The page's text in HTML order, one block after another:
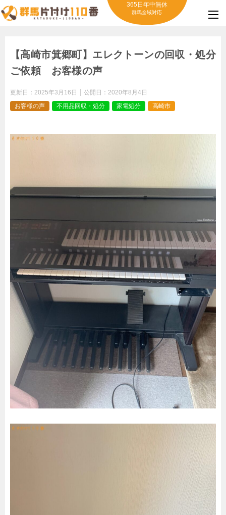
365日年中無休
群馬全域対応
【高崎市箕郷町】エレクトーンの回収・処分
ご依頼 お客様の声
更新日： 2025年3月16日 公開日： 2020年8月4日
お客様の声
不用品回収・処分 家電処分 高崎市